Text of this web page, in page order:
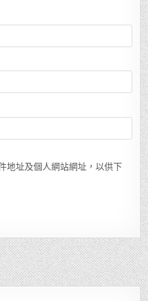
地址及個人網站網址，以供下